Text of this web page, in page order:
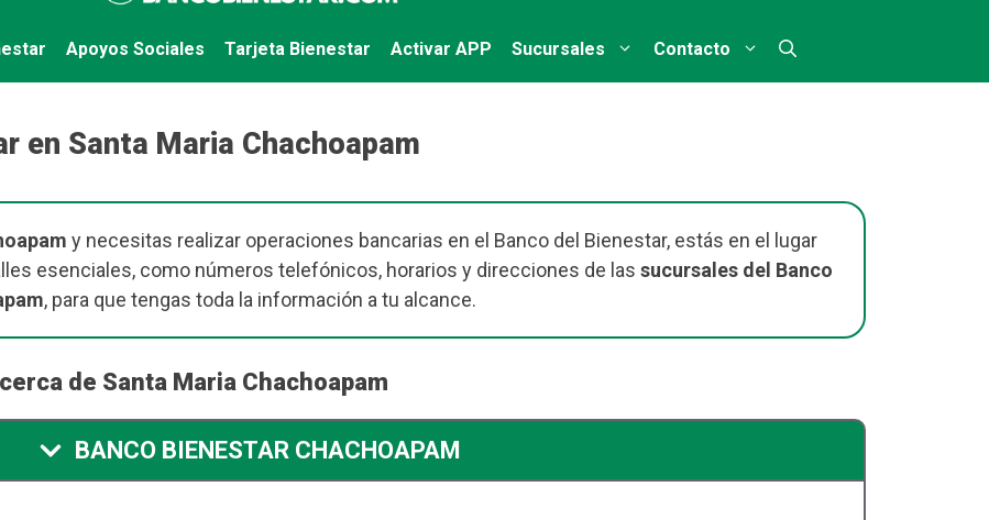
Apoyos Sociales Tarjeta Bienestar Activar APP Sucursales Contacto
en Santa Maria Chachoapam
y necesitas realizar operaciones bancarias en el Banco del Bienestar, estás en el lugar
esenciales, como números telefónicos, horarios y direcciones de las sucursales del Banco
, para que tengas toda la información a tu alcance.
de Santa Maria Chachoapam
BANCO BIENESTAR CHACHOAPAM